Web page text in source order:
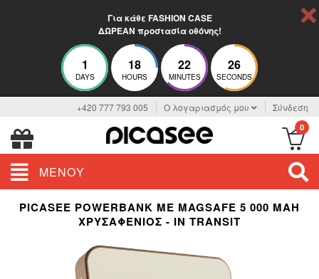
Για κάθε FASHION CASE
ΔΩΡΕΑΝ προστασία οθόνης!
1
DAYS
18
HOURS
22
MINUTES
26
SECONDS
+420 777 793 005 Ο λογαριασμός μου Σύνδεση
0
ΜΕΝΟΎ
PICASEE POWERBANK ΜΕ MAGSAFE 5 000 MAH
ΧΡΥΣΑΦΈΝΙΟΣ - IN TRANSIT